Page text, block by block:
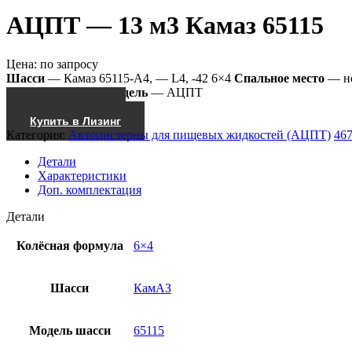
АЦПТ — 13 м3 Камаз 65115
Цена: по запросу
Шасси — Камаз 65115-А4, — L4, -42 6×4 Спальное место —
Модель — АЦПТ
Купить в Лизинг
Категория: Автоцистерны для пищевых жидкостей (АЦПТ)
Детали
Характеристики
Доп. комплектация
Детали
Колёсная формула 6×4
Шасси КамАЗ
Модель шасси 65115